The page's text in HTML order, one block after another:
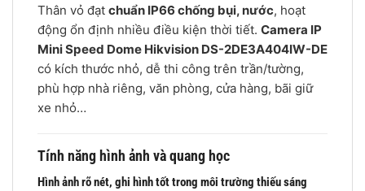
Thân vỏ đạt chuẩn IP66 chống bụi, nước, hoạt
động ổn định nhiều điều kiện thời tiết. Camera IP
Mini Speed Dome Hikvision DS-2DE3A404IW-DE
có kích thước nhỏ, dễ thi công trên trần/tường,
phù hợp nhà riêng, văn phòng, cửa hàng, bãi giữ
xe nhỏ…
Tính năng hình ảnh và quang học
Hình ảnh rõ nét, ghi hình tốt trong môi trường thiếu sáng